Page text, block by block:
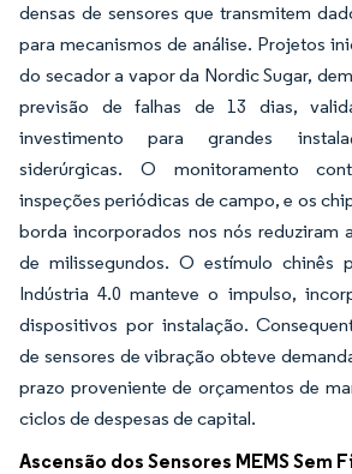
densas de sensores que transmitem
para mecanismos de análise. Projetos
do secador a vapor da Nordic Sugar,
previsão de falhas de 13 dias,
investimento para grandes
siderúrgicas. O monitoramento
inspeções periódicas de campo, e os
borda incorporados nos nós reduziram
de milissegundos. O estímulo chinês
Indústria 4.0 manteve o impulso,
dispositivos por instalação.
de sensores de vibração obteve
prazo proveniente de orçamentos de
ciclos de despesas de capital.
Ascensão dos Sensores MEMS Sem